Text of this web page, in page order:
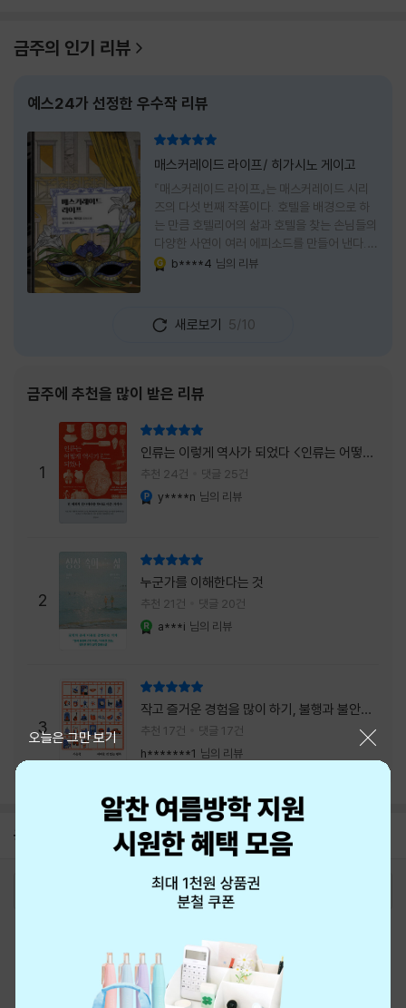
금주의 인기 리뷰
예스24가 선정한 우수작 리뷰
매스커레이드 라이프/ 히가시노 게이고
『매스커레이드 라이프』는 매스커레이드 시리
즈의 다섯 번째 작품이다. 호텔을 배경으로 하
는 만큼 호텔리어의 삶과 호텔을 찾는 손님들의
다양한 사연이 여러 에피소드를 만들어 낸다.
주인공은 호텔리어로서의 완벽함을 꿈꾸는 야
는 과정에서 나오미가 다치게 되자, 고스케는
모든 책임을 지고 형사직에서 물러난다. 하지만
을 받게 된다. 그렇게 끝난 4권 이후, 나는 5권
이 출간되기만을 기다렸다. 형사가 아닌 호텔리
어가 된 닛타 고스케의 모습이 무척 궁금했기
때문이다. 그동안 호텔에서 잠복 수사를 하며
어설픈 호텔리어의 가면을 쓰고 있었다면, 이제
는 가면
b****4 님의 리뷰
새로보기 5/10
금주에 추천을 많이 받은 리뷰
1
인류는 이렇게 역사가 되었다 <인류는 어떻게
역사가 되었나>
추천 24건 댓글 25건
y****n 님의 리뷰
2
누군가를 이해한다는 것
추천 21건 댓글 20건
a***i 님의 리뷰
3
작고 즐거운 경험을 많이 하기, 불행과 불안을
회피하지 말기, 그리고 좋은 사람을 많이 만나
기.
추천 17건
댓글 17건
h*******1 님의 리뷰
공지 26년 NBCI 수상 안내
오늘은 그만 보기
최근 본 상품
eBook 1:1문의/채팅상담
예스이십사(주) 사업자 정보
이용약관
개인정보처리방침 청소년보호정책